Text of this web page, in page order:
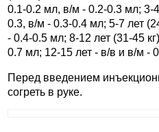
0.1-0.2 мл, в/м - 0.2-0.3 мл; 3-
0.3, в/м - 0.3-0.4 мл; 5-7 лет
- 0.4-0.5 мл; 8-12 лет (31-45
0.7 мл; 12-15 лет - в/в и в/м -
Перед введением
согреть в руке.